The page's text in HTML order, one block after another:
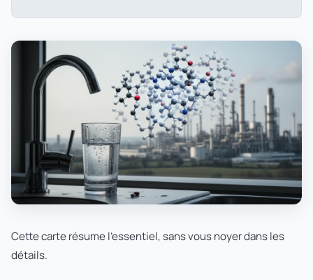
Cette carte résume l'essentiel, sans vous noyer dans les
détails.